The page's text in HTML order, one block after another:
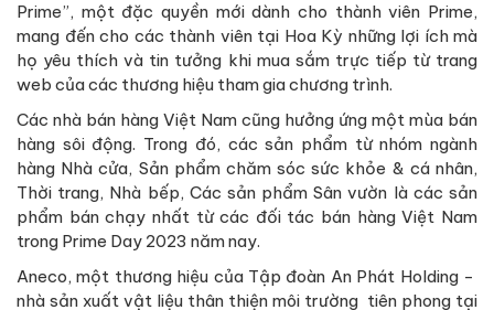
Prime”, một đặc quyền mới dành cho thành viên Prime,
mang đến cho các thành viên tại Hoa Kỳ những lợi ích mà
họ yêu thích và tin tưởng khi mua sắm trực tiếp từ trang
web của các thương hiệu tham gia chương trình.
Các nhà bán hàng Việt Nam cũng hưởng ứng một mùa bán
hàng sôi động. Trong đó, các sản phẩm từ nhóm ngành
hàng Nhà cửa, Sản phẩm chăm sóc sức khỏe & cá nhân,
Thời trang, Nhà bếp, Các sản phẩm Sân vườn là các sản
phẩm bán chạy nhất từ các đối tác bán hàng Việt Nam
trong Prime Day 2023 năm nay.
Aneco, một thương hiệu của Tập đoàn An Phát Holding -
nhà sản xuất vật liệu thân thiện môi trường tiên phong tại